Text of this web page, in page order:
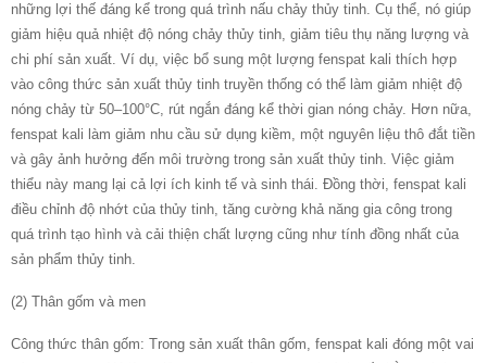
những lợi thế đáng kể trong quá trình nấu chảy thủy tinh. Cụ thể, nó giúp
giảm hiệu quả nhiệt độ nóng chảy thủy tinh, giảm tiêu thụ năng lượng và
chi phí sản xuất. Ví dụ, việc bổ sung một lượng fenspat kali thích hợp
vào công thức sản xuất thủy tinh truyền thống có thể làm giảm nhiệt độ
nóng chảy từ 50–100°C, rút ​​ngắn đáng kể thời gian nóng chảy. Hơn nữa,
fenspat kali làm giảm nhu cầu sử dụng kiềm, một nguyên liệu thô đắt tiền
và gây ảnh hưởng đến môi trường trong sản xuất thủy tinh. Việc giảm
thiểu này mang lại cả lợi ích kinh tế và sinh thái. Đồng thời, fenspat kali
điều chỉnh độ nhớt của thủy tinh, tăng cường khả năng gia công trong
quá trình tạo hình và cải thiện chất lượng cũng như tính đồng nhất của
sản phẩm thủy tinh.
(2) Thân gốm và men
Công thức thân gốm: Trong sản xuất thân gốm, fenspat kali đóng một vai